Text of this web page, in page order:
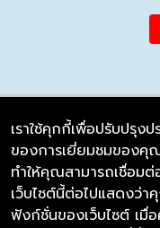
บริษัท ซิมลิงค์ จำกัด
98/226 Bangrakyai-
Bangyai, Nonthaburi
เราใช้คุกกี้เพื่อปรับปรุง
ของการเยี่ยมชมของคุ
ทำให้คุณสามารถเชื่อม
เว็บไซต์นี้ต่อไปแสดงว่
ฟังก์ชั่นของเว็บไซต์ เมื่